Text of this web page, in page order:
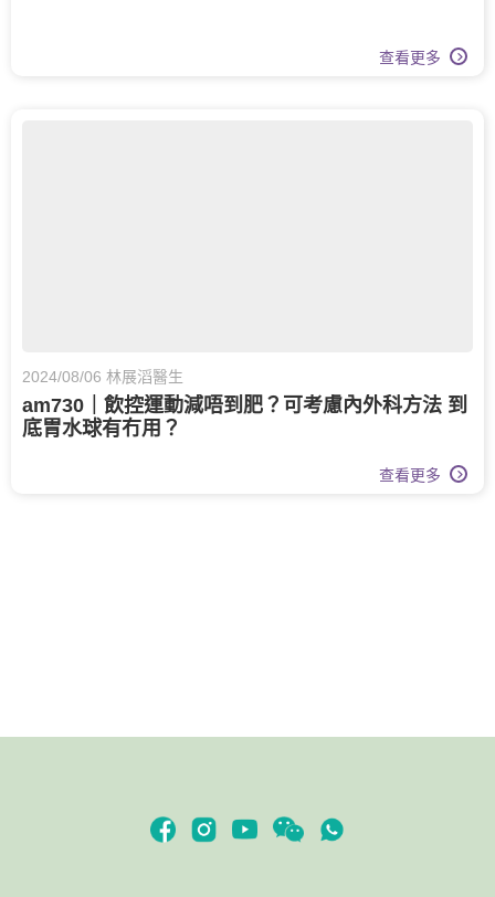
查看更多
2024/08/06 林展滔醫生
am730｜飲控運動減唔到肥？可考慮內外科方法 到
底胃水球有冇用？
查看更多